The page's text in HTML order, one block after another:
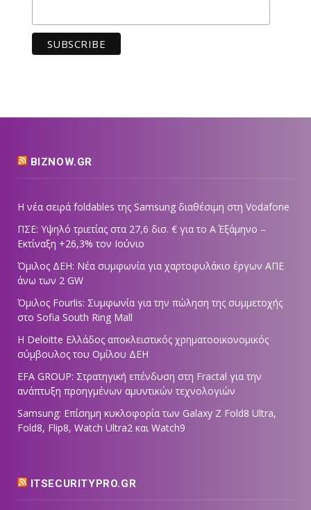
BIZNOW.GR
Η νέα σειρά foldables της Samsung διαθέσιμη στη Vodafone
ΠΣΕ: Υψηλό τριετίας στα 27,6 δισ. € για το Α΄ Εξάμηνο –
Εκτίναξη +26,3% τον Ιούνιο
Όμιλος ΔΕΗ: Νέα συμφωνία για χαρτοφυλάκιο έργων ΑΠΕ
άνω των 2 GW
Όμιλος Fourlis: Συμφωνία για την πώληση της συμμετοχής
στο Sofia South Ring Mall
Η Deloitte Ελλάδος αποκλειστικός χρηματοοικονομικός
σύμβουλος του Ομίλου ΔΕΗ
EFA GROUP: Στρατηγική επένδυση στη Fractal για την
ανάπτυξη προηγμένων αμυντικών τεχνολογιών
Samsung: Επίσημη κυκλοφορία των Galaxy Z Fold8 Ultra,
Fold8, Flip8, Watch Ultra2 και Watch9
ITSECURITYPRO.GR